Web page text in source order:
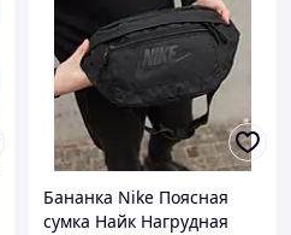
Бананка Nike Поясная
сумка Найк Нагрудная